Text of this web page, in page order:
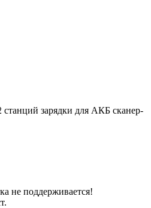
зарядки для АКБ сканер-
не поддерживается!